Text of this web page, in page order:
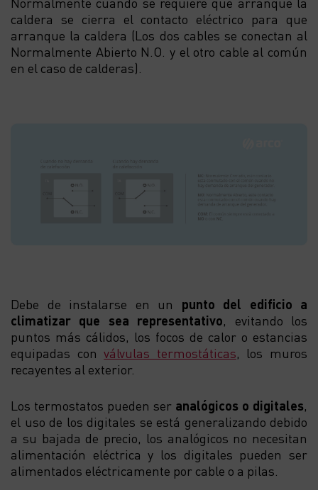
caldera se cierra el contacto eléctrico para que
arranque la caldera (Los dos cables se conectan al
Normalmente Abierto N.O. y el otro cable al común
en el caso de calderas).
Debe de instalarse en un punto del edificio a
climatizar que sea representativo , evitando los
puntos más cálidos, los focos de calor o estancias
equipadas conválvulas termostáticas , los muros
recayentes al exterior.
Los termostatos pueden ser analógicos o digitales
el uso de los digitales se está generalizando debido
a su bajada de precio, los analógicos no necesitan
alimentación eléctrica y los digitales pueden ser
alimentados eléctricamente por cable o a pilas.